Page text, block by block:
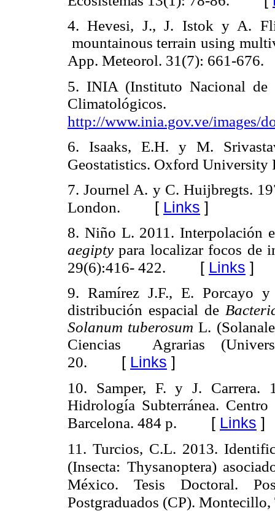
4. Hevesi, J., J. Istok y A.
mountainous terrain using
App. Meteorol. 31(7): 661-676.
5. INIA (Instituto Nacional de
Climatológicos.
http://www.inia.gov.ve/images/
6. Isaaks, E.H. y M.
Geostatistics. Oxford University
7. Journel A. y C. Huijbregts.
London. [ Links ]
8. Niño L. 2011. Interpolación
aegiptypara localizar focos de
29(6):416- 422. [ Links ]
9. Ramírez J.F., E. Porcayo
distribución espacial de
Solanum tuberosum L.
Ciencias Agrarias
20. [ Links ]
10. Samper, F. y J. Carrera.
Hidrología Subterránea.
Barcelona. 484 p. [ Links ]
11. Turcios, C.L. 2013.
(Insecta: Thysanoptera)
México. Tesis Doctoral.
Postgraduados (CP).